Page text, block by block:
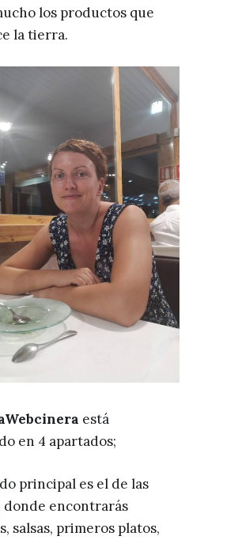
los productos que
la tierra.
está
en 4 apartados;
principal es el de las
donde encontrarás
salsas, primeros platos,